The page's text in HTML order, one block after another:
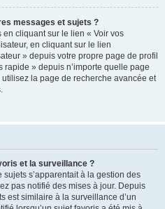
messages et sujets ?
cliquant sur le lien « Voir vos
en cliquant sur le lien
» depuis votre propre page de profil
» depuis n’importe quelle page
la page de recherche avancée et
et la surveillance ?
s’apparentait à la gestion des
pas notifié des mises à jour. Depuis
est similaire à la surveillance d’un